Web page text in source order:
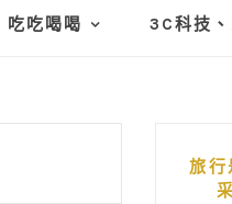
吃吃喝喝 3C科技
旅行